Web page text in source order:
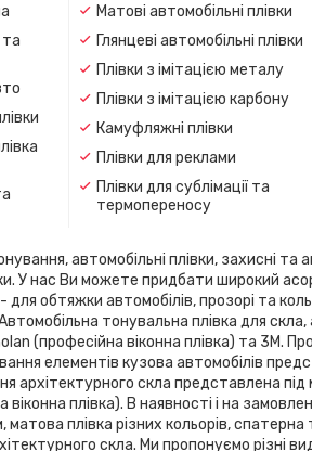
Матові автомобільні плівки
Глянцеві автомобільні плівки
Плівки з імітацією металу
Плівки з імітацією карбону
Камуфляжні плівки
Плівки для реклами
Плівки для сублімації та
термопереносу
автомобільні плівки, захисні та
У нас Ви можете придбати широкий
обтяжки автомобілів, прозорі та
тонувальна плівка для
(професійна віконна плівка) та 3М.
елементів кузова автомобілів
архітектурного скла представлена ​​під
плівка). В наявності і на
плівка різних кольорів,
скла. Ми пропонуємо різні